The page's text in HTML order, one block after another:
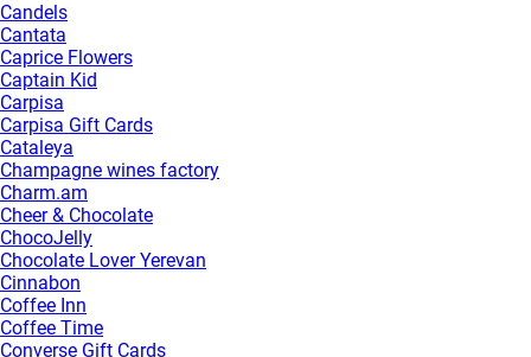
Candels
Cantata
Caprice Flowers
Captain Kid
Carpisa
Carpisa Gift Cards
Cataleya
Champagne wines factory
Charm.am
Cheer & Chocolate
ChocoJelly
Chocolate Lover Yerevan
Cinnabon
Coffee Inn
Coffee Time
Converse Gift Cards